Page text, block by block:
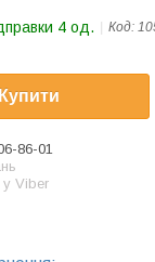
4 од. Код:
Купити
86-01
у Viber